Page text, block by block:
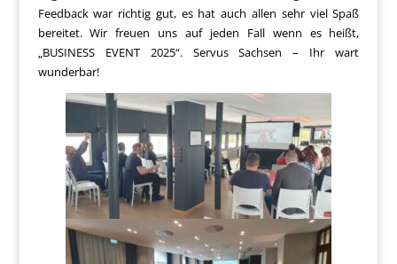
Feedback war richtig gut, es hat auch allen sehr viel Spaß
bereitet. Wir freuen uns auf jeden Fall wenn es heißt,
„BUSINESS EVENT 2025“. Servus Sachsen – Ihr wart
wunderbar!